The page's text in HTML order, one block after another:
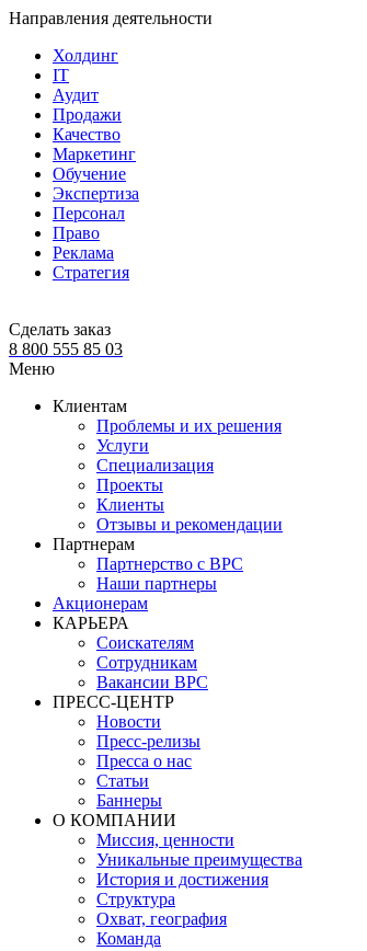
Направления деятельности
Холдинг
IT
Аудит
Продажи
Качество
Маркетинг
Обучение
Экспертиза
Персонал
Право
Реклама
Стратегия
Сделать заказ
8 800 555 85 03
Меню
Клиентам
Проблемы и их решения
Услуги
Специализация
Проекты
Клиенты
Отзывы и рекомендации
Партнерам
Партнерство с BPC
Наши партнеры
Акционерам
КАРЬЕРА
Соискателям
Сотрудникам
Вакансии BPC
ПРЕСС-ЦЕНТР
Новости
Пресс-релизы
Пресса о нас
Статьи
Баннеры
О КОМПАНИИ
Миссия, ценности
Уникальные преимущества
История и достижения
Структура
Охват, география
Команда